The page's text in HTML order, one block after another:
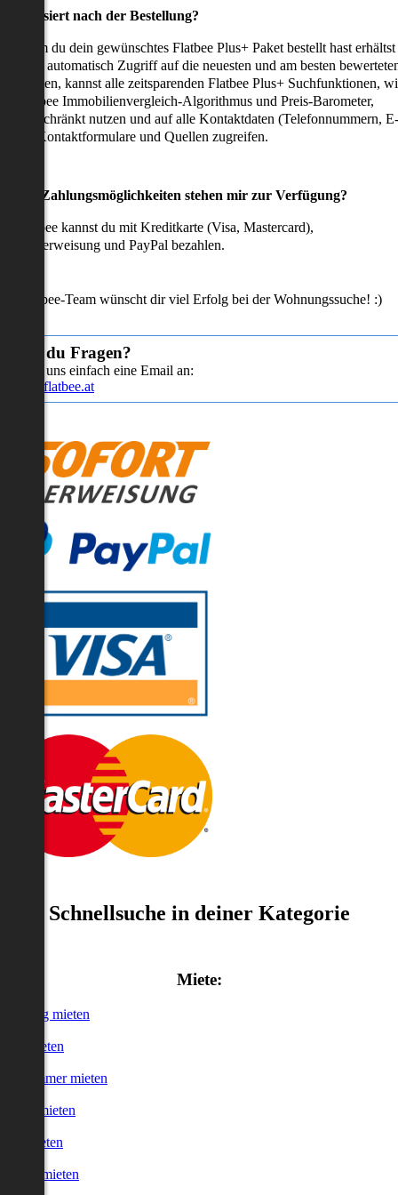
passiert nach der Bestellung?
du dein gewünschtes Flatbee Plus+ Paket bestellt hast erhältst
sofort automatisch Zugriff auf die neuesten und am besten
kannst alle zeitsparenden Flatbee Plus+ Suchfunktionen,
Flatbee Immobilienvergleich-Algorithmus und Preis-Barometer,
nutzen und auf alle Kontaktdaten (Telefonnummern, E-
Kontaktformulare und Quellen zugreifen.
Zahlungsmöglichkeiten stehen mir zur Verfügung?
Flatbee kannst du mit Kreditkarte (Visa, Mastercard),
und PayPal bezahlen.
Flatbee-Team wünscht dir viel Erfolg bei der Wohnungssuche! :)
Hast du Fragen?
Sende uns einfach eine Email an:
info@flatbee.at
Schnellsuche in deiner Kategorie
Miete:
mieten
mieten
Zimmer mieten
mieten
mieten